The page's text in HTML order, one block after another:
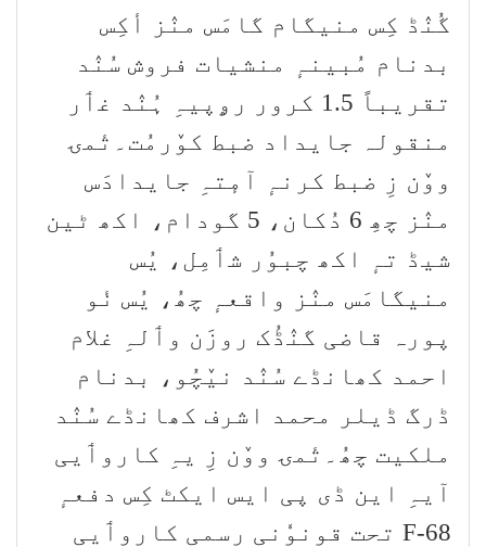
گُنٛڈ کِس منیگام گامَس منٛز أکِس
بدنام مُبینہٕ منشیات فروش سُنٛد
تقریباً 1.5 کرور رۄپیہِ ہُنٛد غٲر
منقولہ جایداد ضبط کوٚرمُت۔تٔمۍ
ووٚن زِ ضبط کرنہٕ آمٕتہِ جایدادَس
منٛز چھِ 6 دُکان، 5 گودام، اکھ ٹین
شیڈ تہٕ اکھ چبوُر شٲمِل، یُس
منیگامَس منٛز واقعہٕ چھُ، یُس نٔو
پورہ قاضی گنٛڈُک روزَن وٲلہِ غلام
احمد کھانڈے سُنٛد نیٚچُو، بدنام
ڈرگ ڈیلر محمد اشرف کھانڈے سُنٛد
ملکیت چھُ۔تٔمۍ ووٚن زِ یہِ کاروٲیی
آیہِ این ڈی پی ایس ایکٹ کِس دفعہٕ
68-F تحت قونوٗنی رسمی کاروٲیی